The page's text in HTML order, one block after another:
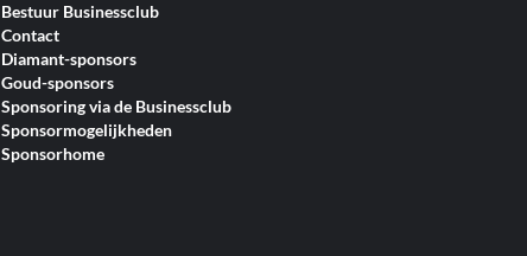
Bestuur Businessclub
Contact
Diamant-sponsors
Goud-sponsors
Sponsoring via de Businessclub
Sponsormogelijkheden
Sponsorhome